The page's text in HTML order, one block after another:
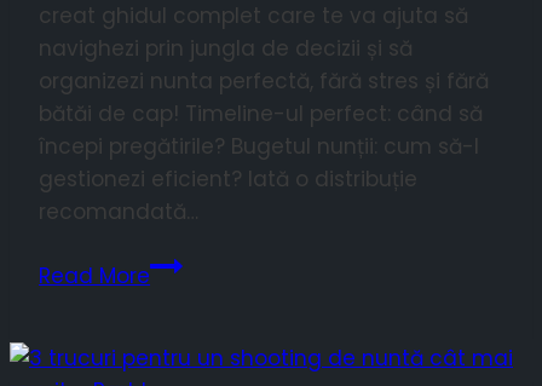
creat ghidul complet care te va ajuta să
navighezi prin jungla de decizii și să
organizezi nunta perfectă, fără stres și fără
bătăi de cap! Timeline-ul perfect: când să
începi pregătirile? Bugetul nunții: cum să-l
gestionezi eficient? Iată o distribuție
recomandată…
Read More👰‍♀️
al